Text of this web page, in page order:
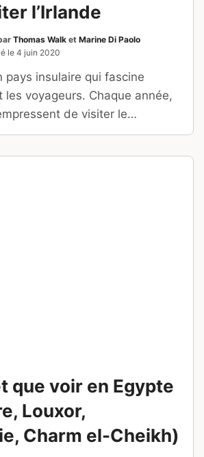
l’Irlande
Thomas Walk et Marine Di Paolo
le4 juin 2020
pays insulaire qui fascine
les voyageurs. Chaque année,
de visiter le
Galway ou Belfast. Notre
que voir en Egypte
Louxor,
Charm el-Cheikh)